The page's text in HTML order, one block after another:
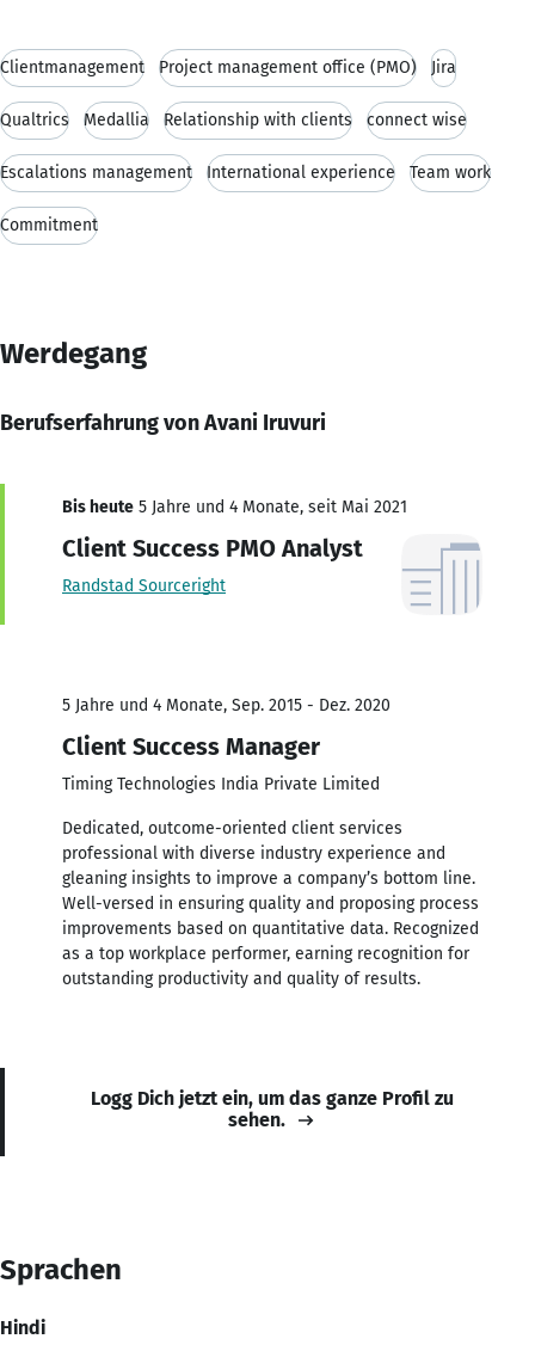
Clientmanagement Project management office (PMO) Jira
Qualtrics Medallia Relationship with clients connect wise
Escalations management International experience Team work
Commitment
Werdegang
Berufserfahrung von Avani Iruvuri
Bis heute 5 Jahre und 4 Monate, seit Mai 2021
Client Success PMO Analyst
Randstad Sourceright
5 Jahre und 4 Monate, Sep. 2015 - Dez. 2020
Client Success Manager
Timing Technologies India Private Limited
Dedicated, outcome-oriented client services
professional with diverse industry experience and
gleaning insights to improve a company’s bottom line.
Well-versed in ensuring quality and proposing process
improvements based on quantitative data. Recognized
as a top workplace performer, earning recognition for
outstanding productivity and quality of results.
Logg Dich jetzt ein, um das ganze Profil zu
sehen.
Sprachen
Hindi